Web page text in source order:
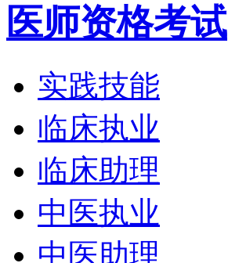
医师资格考试
实践技能
临床执业
临床助理
中医执业
中医助理